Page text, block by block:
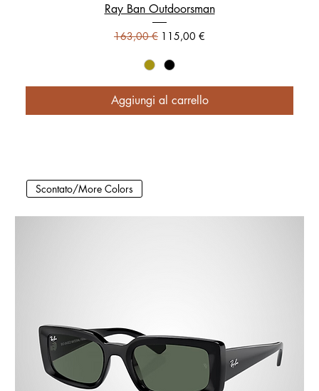
Ray Ban Outdoorsman
Prezzo regolare
163,00 € Prezzo scontato
115,00 €
Aggiungi al carrello
Scontato/More Colors